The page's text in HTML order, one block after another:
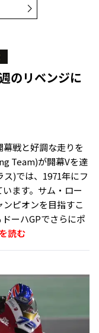
のリベンジに
戦と好調な走りを
Team)が開幕Vを達
)では、1971年にフ
ます。サム・ロー
ピオンを目指すこ
ーハGPでさらにポ
読む